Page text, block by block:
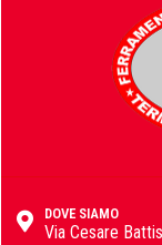
DOVE SIAMO
Via Cesare